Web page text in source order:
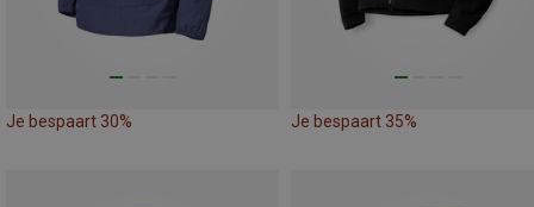
Je bespaart 30% Je bespaart 35%